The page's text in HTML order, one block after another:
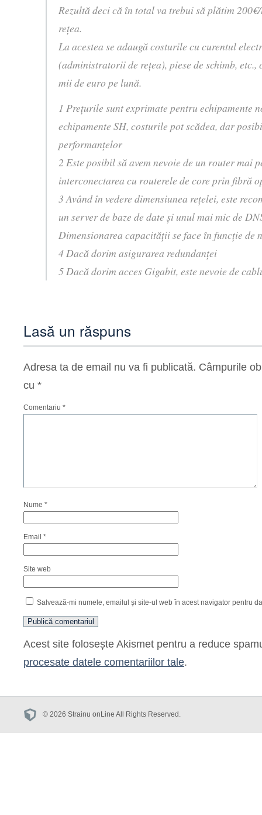
Rezultă deci că în total va trebui să plătim
reţea.
La acestea se adaugă costurile cu curentul
(administratorii de reţea), piese de schimb, etc.,
mii de euro pe lună.
1 Preţurile sunt exprimate pentru echipamente
echipamente SH, costurile pot scădea, dar
performanţelor
2 Este posibil să avem nevoie de un router mai
interconectarea cu routerele de core prin fibră
3 Având în vedere dimensiunea reţelei, este
un server de baze de date şi unul mai mic de
Dimensionarea capacităţii se face în funcţie de
4 Dacă dorim asigurarea redundanţei
5 Dacă dorim acces Gigabit, este nevoie de
Lasă un răspuns
Adresa ta de email nu va fi publicată. Câmpurile
cu *
Comentariu *
Nume *
Email *
Site web
Salvează-mi numele, emailul și site-ul web în acest navigator pentru
Acest site folosește Akismet pentru a reduce
procesate datele comentariilor tale.
© 2026 Strainu onLine All Rights Reserved.